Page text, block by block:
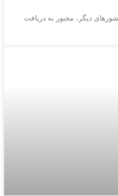
دیگر، مجبور به دریافت